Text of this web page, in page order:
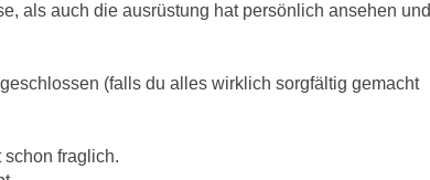
als auch die ausrüstung hat persönlich ansehen und
(falls du alles wirklich sorgfältig gemacht
fraglich.